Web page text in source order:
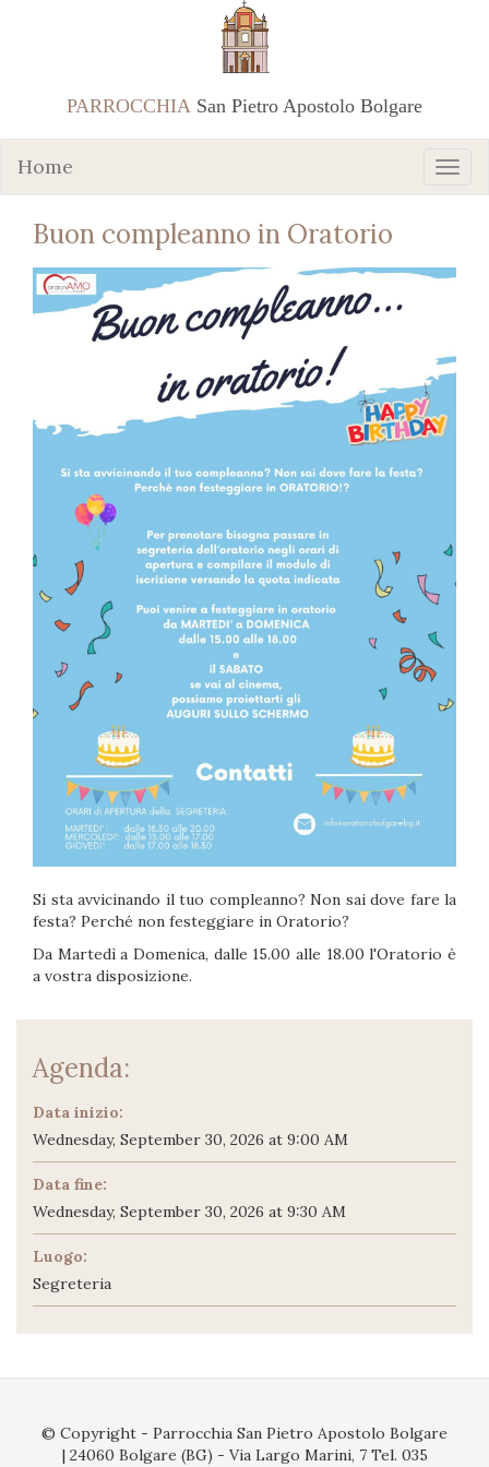
PARROCCHIA San Pietro Apostolo Bolgare
Home
Buon compleanno in Oratorio
Si sta avvicinando il tuo compleanno? Non sai dove fare la
festa? Perché non festeggiare in Oratorio?
Da Martedì a Domenica, dalle 15.00 alle 18.00 l'Oratorio è
a vostra disposizione.
Agenda:
Data inizio:
Wednesday, September 30, 2026 at 9:00 AM
Data fine:
Wednesday, September 30, 2026 at 9:30 AM
Luogo:
Segreteria
© Copyright - Parrocchia San Pietro Apostolo Bolgare
| 24060 Bolgare (BG) - Via Largo Marini, 7 Tel. 035